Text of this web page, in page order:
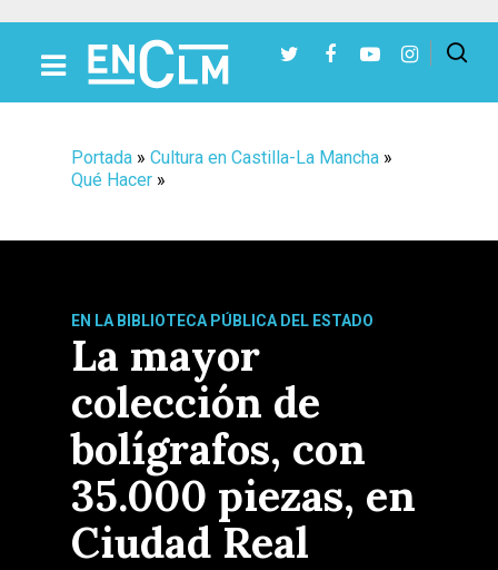
Portada » Cultura en Castilla-La Mancha »
Qué Hacer »
EN LA BIBLIOTECA PÚBLICA DEL ESTADO
La mayor
colección de
bolígrafos, con
35.000 piezas, en
Ciudad Real